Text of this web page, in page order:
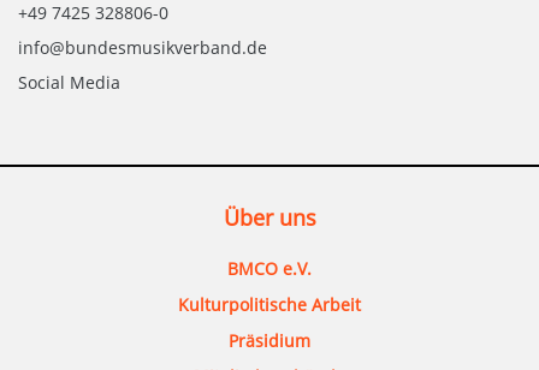
+49 7425 328806-0
info@bundesmusikverband.de
Social Media
Über uns
BMCO e.V.
Kulturpolitische Arbeit
Präsidium